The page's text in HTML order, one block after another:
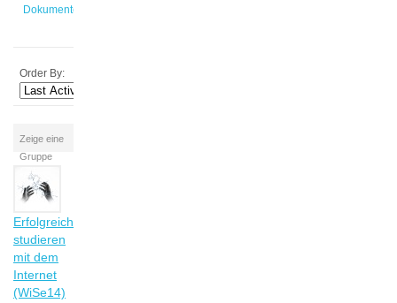
Dokumente
Order By:
Zeige eine
Gruppe
Erfolgreich
studieren
mit dem
Internet
(WiSe14)